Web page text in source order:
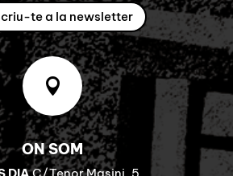
te a la newsletter

ON SOM